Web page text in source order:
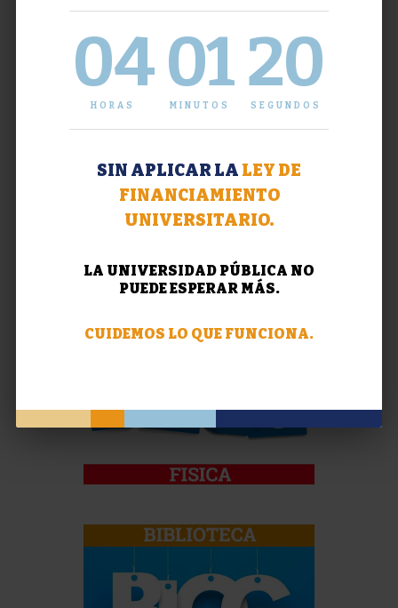
04
HORAS
01
MINUTOS
20
SEGUNDOS
SIN APLICAR LA LEY DE
FINANCIAMIENTO
UNIVERSITARIO.
LA UNIVERSIDAD PÚBLICA NO
PUEDE ESPERAR MÁS.
CUIDEMOS LO QUE FUNCIONA.